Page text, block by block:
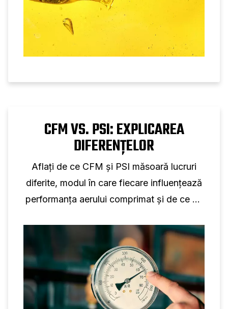
CFM VS. PSI: EXPLICAREA
DIFERENȚELOR
Aflați de ce CFM și PSI măsoară lucruri
diferite, modul în care fiecare influențează
performanța aerului comprimat și de ce nu